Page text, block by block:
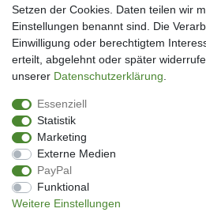
Kundenkonto eröffnen
Im Kundenkonto anmelden
Wunschliste
Service
Datenschutzerklärung
AGB
Impressum
Facebook
Newsletter An & Abmeldung
Setzen der Cookies. Daten teilen wir
Einstellungen benannt sind. Die
Einwilligung oder berechtigtem
erteilt, abgelehnt oder später
unserer Daten­schutz­erklärung
Essenziell
Statistik
Marketing
Externe Medien
PayPal
Funktional
Weitere Einstellungen